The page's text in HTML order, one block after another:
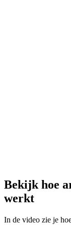
Bekijk hoe
werkt
In de video zie je